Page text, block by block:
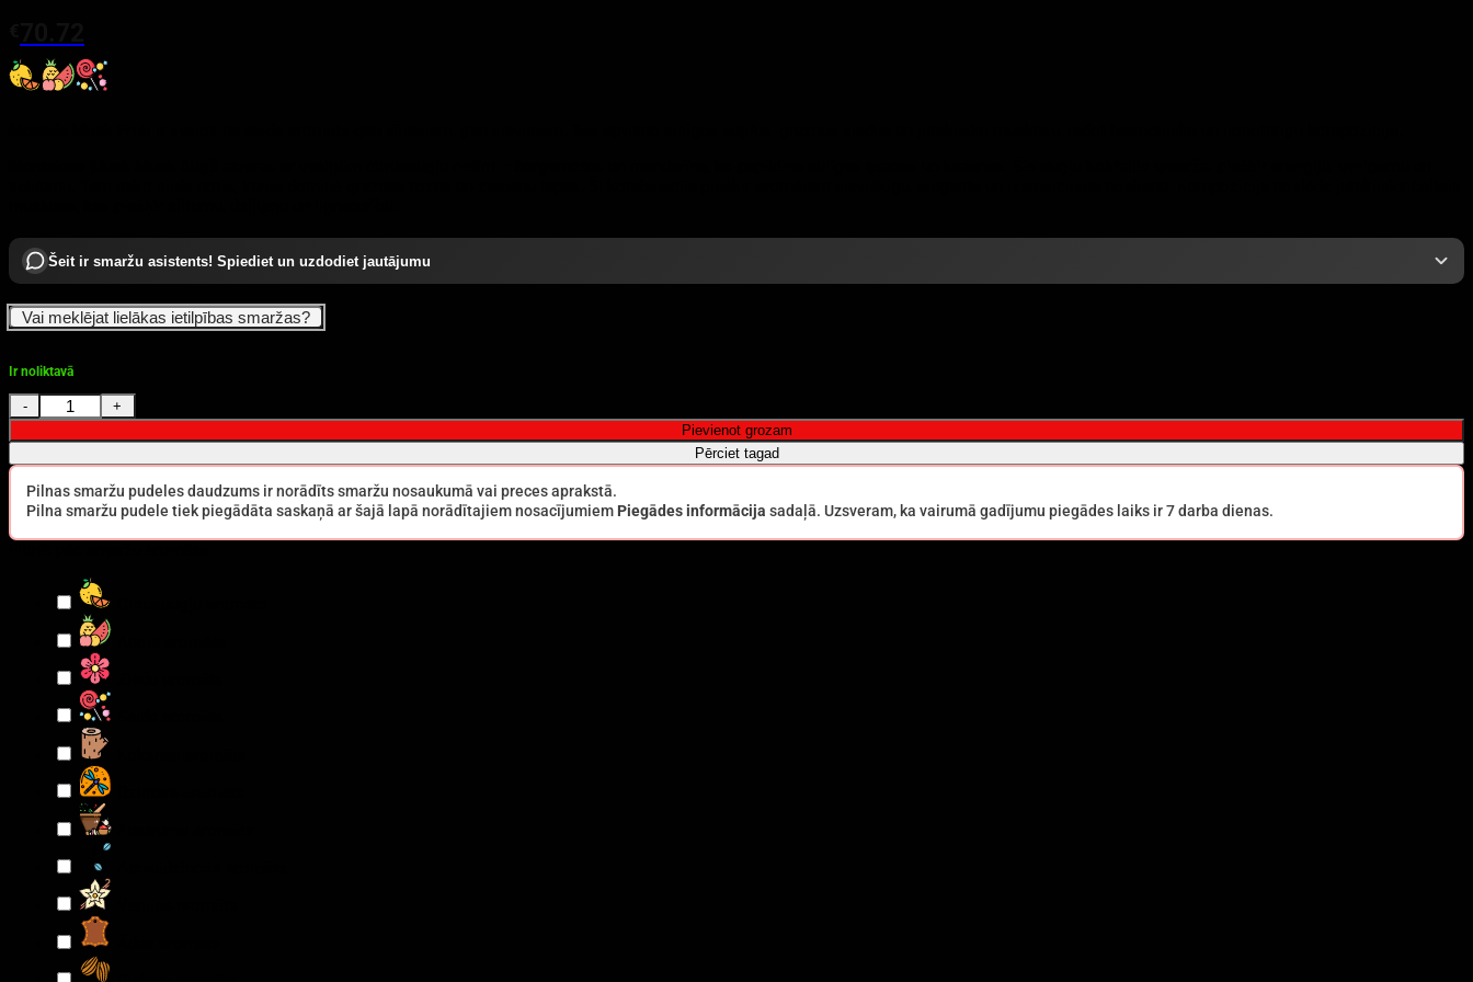
Šeit ir smaržu asistents! Spiediet un uzdodiet jautājumu
Vai meklējat lielākas ietilpības smaržas?
Ir noliktavā
Montale Fruits of the Musk EDP 100 ml daudzums
Pievienot grozam
Pērciet tagad
Pilnas smaržu pudeles daudzums ir norādīts smaržu nosaukumā vai preces aprakstā.
Pilna smaržu pudele tiek piegādāta saskaņā ar šajā lapā norādītajiem nosacījumiem Piegādes informācija sadaļā. Uzsveram, ka vairumā gadījumu piegādes laiks ir 7 darba dienas.